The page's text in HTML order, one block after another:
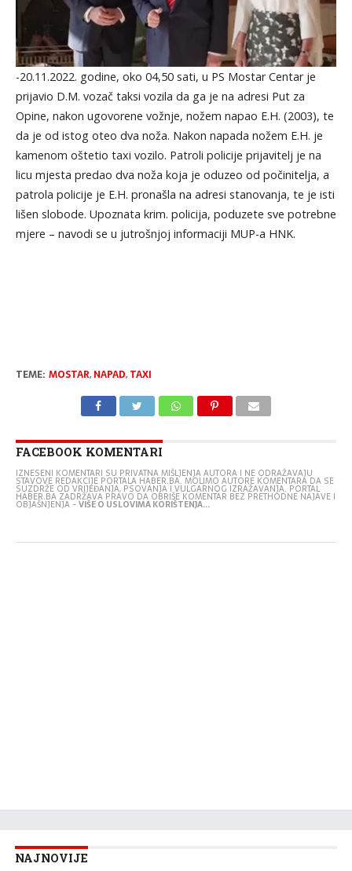
-20.11.2022. godine, oko 04,50 sati, u PS Mostar Centar je
prijavio D.M. vozač taksi vozila da ga je na adresi Put za
Opine, nakon ugovorene vožnje, nožem napao E.H. (2003), te
da je od istog oteo dva noža. Nakon napada nožem E.H. je
kamenom oštetio taxi vozilo. Patroli policije prijavitelj je na
licu mjesta predao dva noža koja je oduzeo od počinitelja, a
patrola policije je E.H. pronašla na adresi stanovanja, te je isti
lišen slobode. Upoznata krim. policija, poduzete sve potrebne
mjere – navodi se u jutrošnjoj informaciji MUP-a HNK.
TEME: MOSTAR, NAPAD, TAXI
FACEBOOK KOMENTARI
IZNESENI KOMENTARI SU PRIVATNA MIŠLJENJA AUTORA I NE ODRAŽAVAJU
STAVOVE REDAKCIJE PORTALA HABER.BA. MOLIMO AUTORE KOMENTARA DA SE
SUZDRŽE OD VRIJEĐANJA, PSOVANJA I VULGARNOG IZRAŽAVANJA. PORTAL
HABER.BA ZADRŽAVA PRAVO DA OBRIŠE KOMENTAR BEZ PRETHODNE NAJAVE I
OBJAŠNJENJA -VIŠE O USLOVIMA KORIŠTENJA...
NAJNOVIJE